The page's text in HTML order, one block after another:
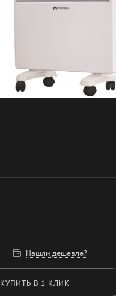
Нашли дешевле?
КУПИТЬ В 1 КЛИК